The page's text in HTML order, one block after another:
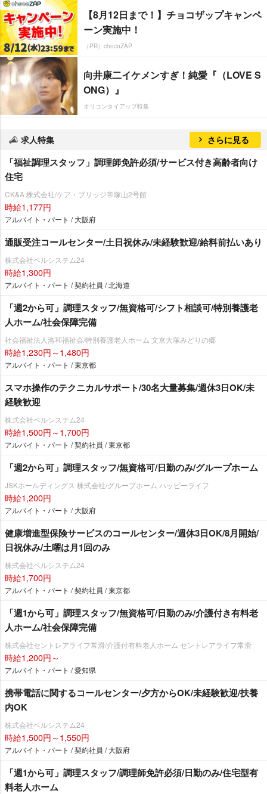
【8月12日まで！】チョコザップキャンペ
ーン実施中！
（PR）chocoZAP
向井康二イケメンすぎ！純愛『（LOVE S
ONG）』
オリコンタイアップ特集
求人特集 さらに見る
「福祉調理スタッフ」調理師免許必須/サービス付き高齢者向け
住宅
CK&A 株式会社/ケア・ブリッジ帝塚山2号館
時給1,177円
アルバイト・パート / 大阪府
通販受注コールセンター/土日祝休み/未経験歓迎/給料前払いあり
株式会社ベルシステム24
時給1,300円
アルバイト・パート / 契約社員 / 北海道
「週2から可」調理スタッフ/無資格可/シフト相談可/特別養護老
人ホーム/社会保障完備
社会福祉法人洛和福祉会/特別養護老人ホーム 文京大塚みどりの郷
時給1,230円～1,480円
アルバイト・パート / 東京都
スマホ操作のテクニカルサポート/30名大量募集/週休3日OK/未
経験歓迎
株式会社ベルシステム24
時給1,500円～1,700円
アルバイト・パート / 契約社員 / 東京都
「週2から可」調理スタッフ/無資格可/日勤のみ/グループホーム
JSKホールディングス 株式会社/グループホーム ハッピーライフ
時給1,200円
アルバイト・パート / 大阪府
健康増進型保険サービスのコールセンター/週休3日OK/8月開始/
日祝休み/土曜は月1回のみ
株式会社ベルシステム24
時給1,700円
アルバイト・パート / 契約社員 / 東京都
「週1から可」調理スタッフ/無資格可/日勤のみ/介護付き有料老
人ホーム/社会保障完備
株式会社セントレアライフ常滑/介護付有料老人ホーム セントレアライフ常滑
時給1,200円～
アルバイト・パート / 愛知県
携帯電話に関するコールセンター/夕方からOK/未経験歓迎/扶養
内OK
株式会社ベルシステム24
時給1,500円～1,550円
アルバイト・パート / 契約社員 / 大阪府
「週1から可」調理スタッフ/調理師免許必須/日勤のみ/住宅型有
料老人ホーム